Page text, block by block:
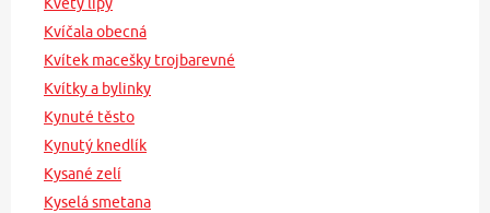
Květy lípy
Kvíčala obecná
Kvítek macešky trojbarevné
Kvítky a bylinky
Kynuté těsto
Kynutý knedlík
Kysané zelí
Kyselá smetana